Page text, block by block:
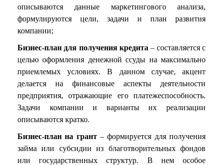
описываются данные маркетингового анализа,
формулируются цели, задачи и план развития
компании;
Бизнес-план для получения кредита – составляется с
целью оформления денежной ссуды на максимально
приемлемых условиях. В данном случае, акцент
делается на финансовые аспекты деятельности
предприятия, отражающие его платежеспособность.
Задачи компании и варианты их реализации
описываются кратко.
Бизнес-план на грант– формируется для получения
займа или субсидии из благотворительных фондов
или государственных структур. В нем особое